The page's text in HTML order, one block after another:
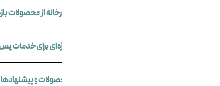
آیا مشتریان می‌توانند در محل کارخانه از محصولات
آیا برای مشتریان عمده شرایط ویژه‌ای برای
چگونه می‌توانم از جدیدترین محصولات و